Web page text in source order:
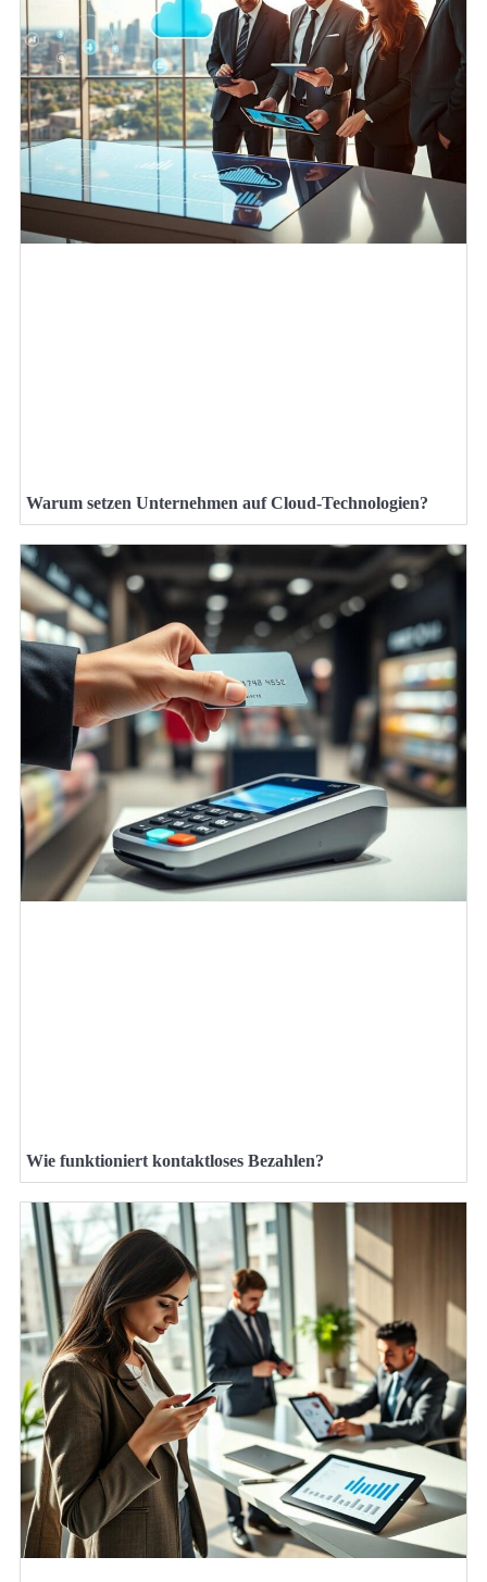
Warum setzen Unternehmen auf Cloud-Technologien?
Wie funktioniert kontaktloses Bezahlen?